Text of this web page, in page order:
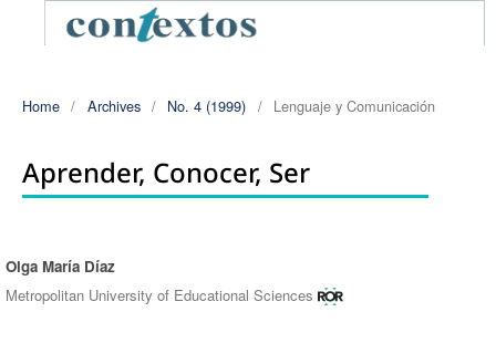
Home / Archives / No. 4 (1999) / Lenguaje y Comunicación
Aprender, Conocer, Ser
Authors
Olga María Díaz
Metropolitan University of Educational Sciences